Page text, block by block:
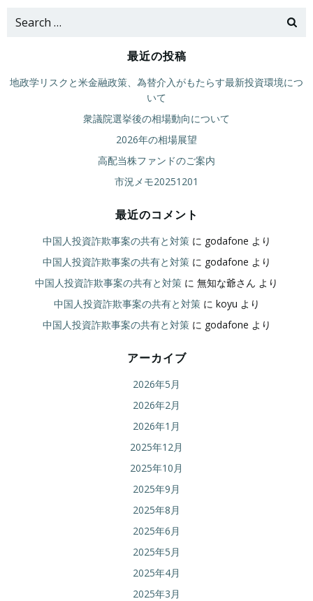
Search
最近の投稿
地政学リスクと米金融政策、為替介入がもたらす最新投資環境につ
いて
衆議院選挙後の相場動向について
2026年の相場展望
高配当株ファンドのご案内
市況メモ20251201
最近のコメント
中国人投資詐欺事案の共有と対策に godafone より
中国人投資詐欺事案の共有と対策に godafone より
中国人投資詐欺事案の共有と対策 に 無知な爺さん より
中国人投資詐欺事案の共有と対策に koyu より
中国人投資詐欺事案の共有と対策に godafone より
アーカイブ
2026年5月
2026年2月
2026年1月
2025年12月
2025年10月
2025年9月
2025年8月
2025年6月
2025年5月
2025年4月
2025年3月